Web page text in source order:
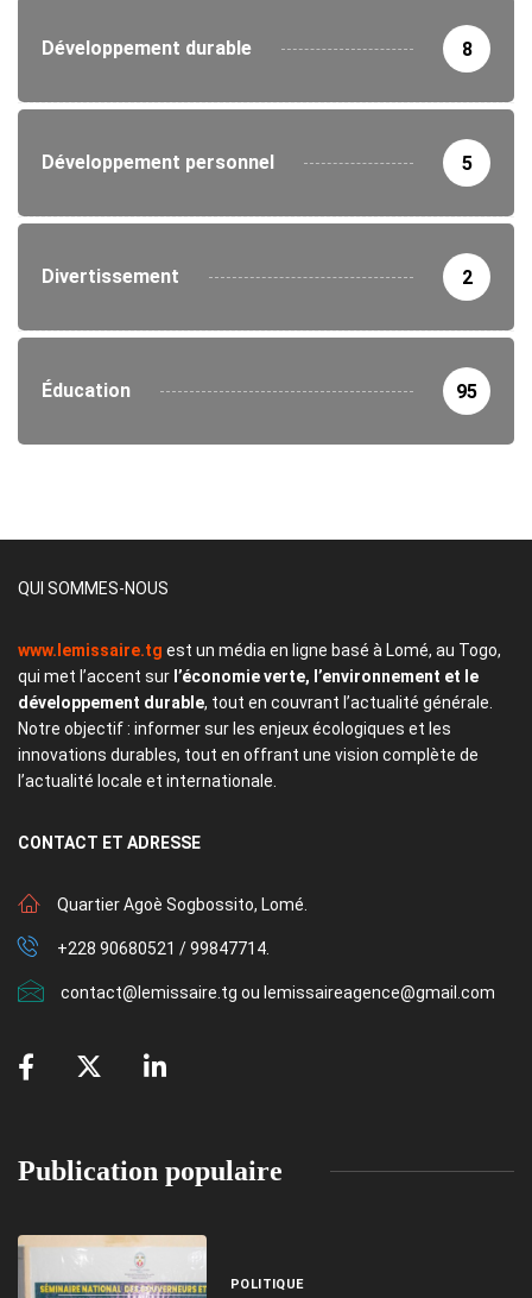
Développement durable 8
Développement personnel 5
Divertissement 2
Éducation 95
QUI SOMMES-NOUS
www.lemissaire.tg est un média en ligne basé à Lomé, au Togo,
qui met l’accent sur l’économie verte, l’environnement et le
développement durable, tout en couvrant l’actualité générale.
Notre objectif : informer sur les enjeux écologiques et les
innovations durables, tout en offrant une vision complète de
l’actualité locale et internationale.
CONTACT ET ADRESSE
Quartier Agoè Sogbossito, Lomé.
+228 90680521 / 99847714.
contact@lemissaire.tg ou lemissaireagence@gmail.com
Publication populaire
POLITIQUE